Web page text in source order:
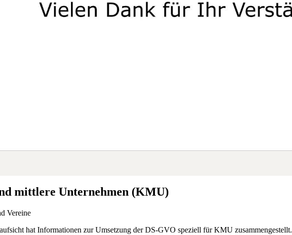
mittlere Unternehmen (KMU)
Vereine
hat Informationen zur Umsetzung der DS-GVO speziell für KMU zusammengestellt.